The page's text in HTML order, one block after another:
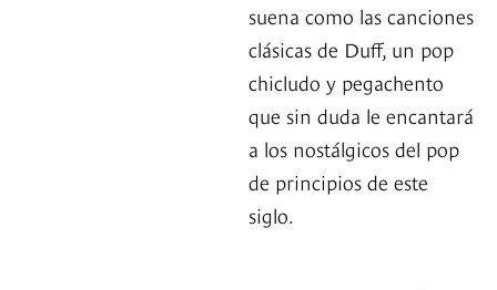
suena como las canciones
clásicas de Duff, un pop
chicludo y pegachento
que sin duda le encantará
a los nostálgicos del pop
de principios de este
siglo.